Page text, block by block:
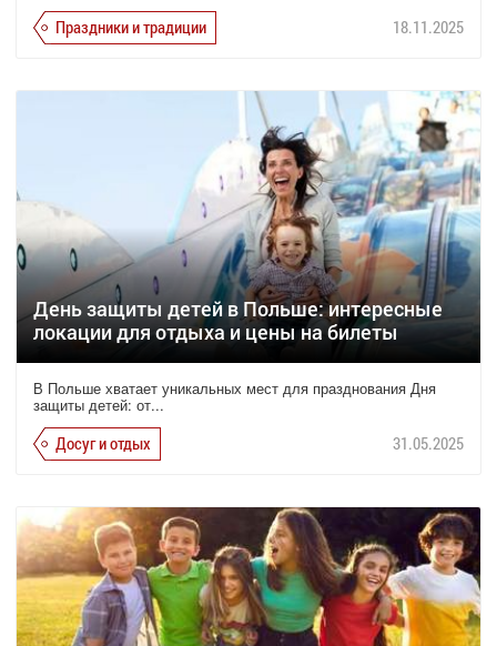
Праздники и традиции 18.11.2025
День защиты детей в Польше: интересные
локации для отдыха и цены на билеты
В Польше хватает уникальных мест для празднования Дня
защиты детей: от...
Досуг и отдых 31.05.2025